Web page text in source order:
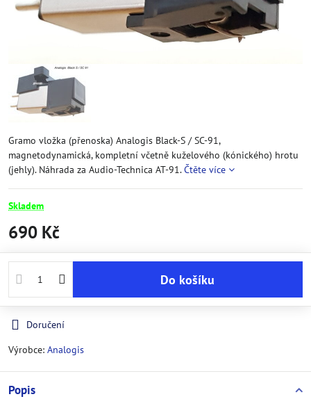
Gramo vložka (přenoska) Analogis Black-S / SC-91,
magnetodynamická, kompletní včetně kuželového (kónického) hrotu
(jehly). Náhrada za Audio-Technica AT-91.Čtěte více
Skladem
690 Kč
Do košíku
Doručení
Výrobce: Analogis
Popis